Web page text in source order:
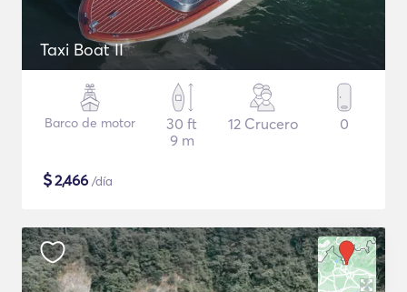
Taxi Boat II
Barco de motor
30 ft
9 m
12 Crucero 0
$2,466 /día